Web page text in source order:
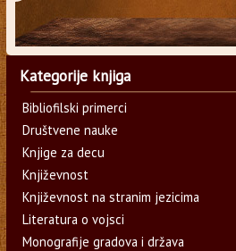
Kategorije knjiga
Bibliofilski primerci
Društvene nauke
Knjige za decu
Književnost
Književnost na stranim jezicima
Literatura o vojsci
Monografije gradova i država